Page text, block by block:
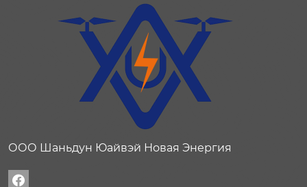
ООО Шаньдун Юайвэй Новая Энергия
